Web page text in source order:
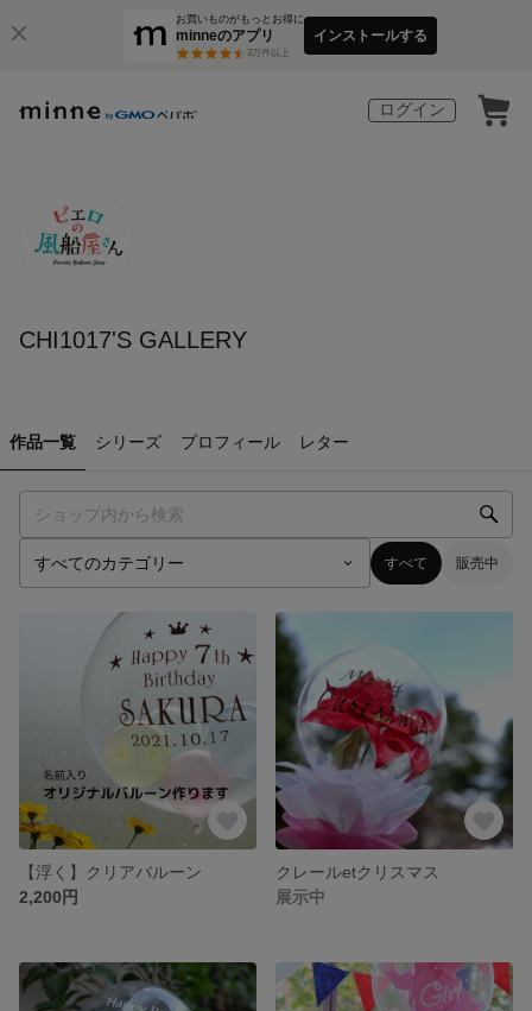
お買いものがもっとお得に
minneのアプリ
3万件以上
インストールする
ログイン
CHI1017'S GALLERY
作品一覧 シリーズ プロフィール レター
すべて 販売中
【浮く】クリアバルーン
2,200円
クレールetクリスマス
展示中